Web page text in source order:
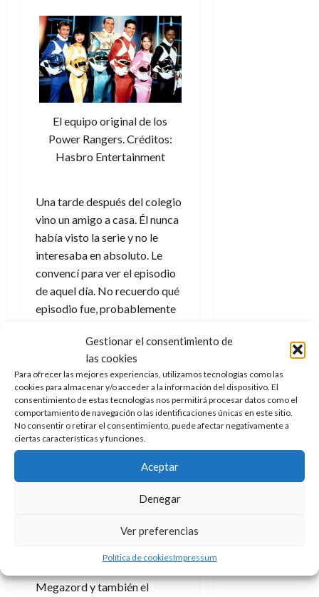
Gestionar el consentimiento de
las cookies
Para ofrecer las mejores experiencias, utilizamos tecnologías como las
cookies para almacenar y/o acceder a la información del dispositivo. El
consentimiento de estas tecnologías nos permitirá procesar datos como el
comportamiento de navegación o las identificaciones únicas en este sitio.
No consentir o retirar el consentimiento, puede afectar negativamente a
ciertas características y funciones.
Aceptar
Denegar
Ver preferencias
Política de cookiesImpressum
El equipo original de los
Power Rangers. Créditos:
Hasbro Entertainment
Una tarde después del colegio
vino un amigo a casa. Él nunca
había visto la serie y no le
interesaba en absoluto. Le
convencí para ver el episodio
de aquel día. No recuerdo qué
episodio fue, probablemente
pero sí recuerdo que fue
suficiente para convencer a mi
amigo de unirse a la gran ola
de fanatismo.
A mi casa llegaron los
juguetes que tan de moda
Muchos chavales
estaban con las figuras de
acción de los personajes y los
interesaban los segundos. Y
aunque no tuve demasiados,
Megazord y también el